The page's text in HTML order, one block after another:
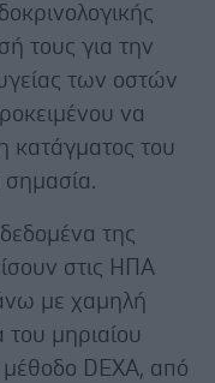
τους για την
των οστών
να
κατάγματος του
σημασία.
της
στις ΗΠΑ
με χαμηλή
μηριαίου
DEXA, από